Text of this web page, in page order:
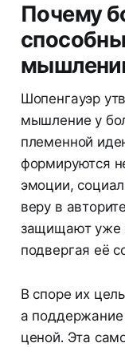
Почему
Шопенгауэр
мышление у
племенной
формируются
эмоции,
веру в
защищают уже
подвергая её
В споре их
а
ценой. Эта